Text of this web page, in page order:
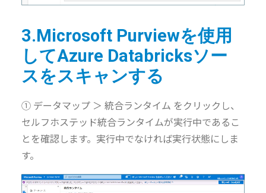
3.Microsoft Purviewを使用
してAzure Databricksソー
スをスキャンする
① データマップ ＞ 統合ランタイム をクリックし、
セルフホステッド統合ランタイムが実行中であるこ
とを確認します。実行中でなければ実行状態にしま
す。